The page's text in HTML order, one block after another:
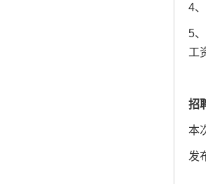
4
5
工
招
本
发